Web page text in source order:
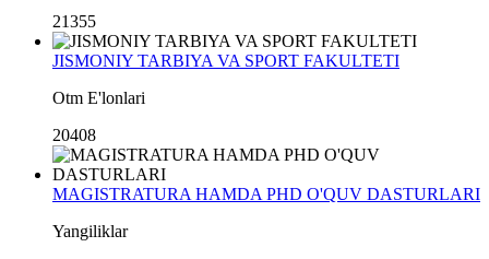
21355
JISMONIY TARBIYA VA SPORT FAKULTETI
Otm E'lonlari
20408
MAGISTRATURA HAMDA PHD O'QUV DASTURLARI
Yangiliklar